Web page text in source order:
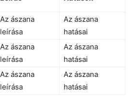
Az ászana
leírása
Az ászana
hatásai
Az ászana
leírása
Az ászana
hatásai
Az ászana
leírása
Az ászana
hatásai